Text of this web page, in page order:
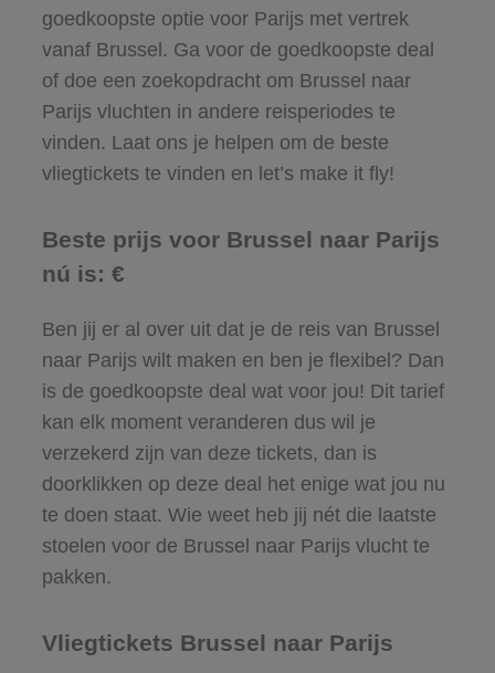
goedkoopste optie voor Parijs met vertrek
vanaf Brussel. Ga voor de goedkoopste deal
of doe een zoekopdracht om Brussel naar
Parijs vluchten in andere reisperiodes te
vinden. Laat ons je helpen om de beste
vliegtickets te vinden en let’s make it fly!
Beste prijs voor Brussel naar Parijs
nú is: €
Ben jij er al over uit dat je de reis van Brussel
naar Parijs wilt maken en ben je flexibel? Dan
is de goedkoopste deal wat voor jou! Dit tarief
kan elk moment veranderen dus wil je
verzekerd zijn van deze tickets, dan is
doorklikken op deze deal het enige wat jou nu
te doen staat. Wie weet heb jij nét die laatste
stoelen voor de Brussel naar Parijs vlucht te
pakken.
Vliegtickets Brussel naar Parijs